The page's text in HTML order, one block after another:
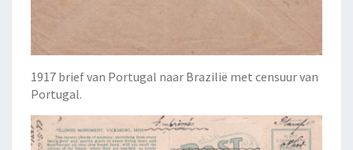
1917 brief van Portugal naar Brazilië met censuur van
Portugal.